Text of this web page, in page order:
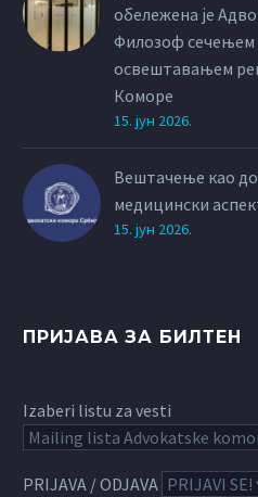
обележена је
Филозоф сечењем
освештавањем
Коморе
15. јун 2026.
Вештачење као
медицински
15. јун 2026.
ПРИЈАВА ЗА БИЛТЕН
Izaberi listu za vesti
PRIJAVA / ODJAVA